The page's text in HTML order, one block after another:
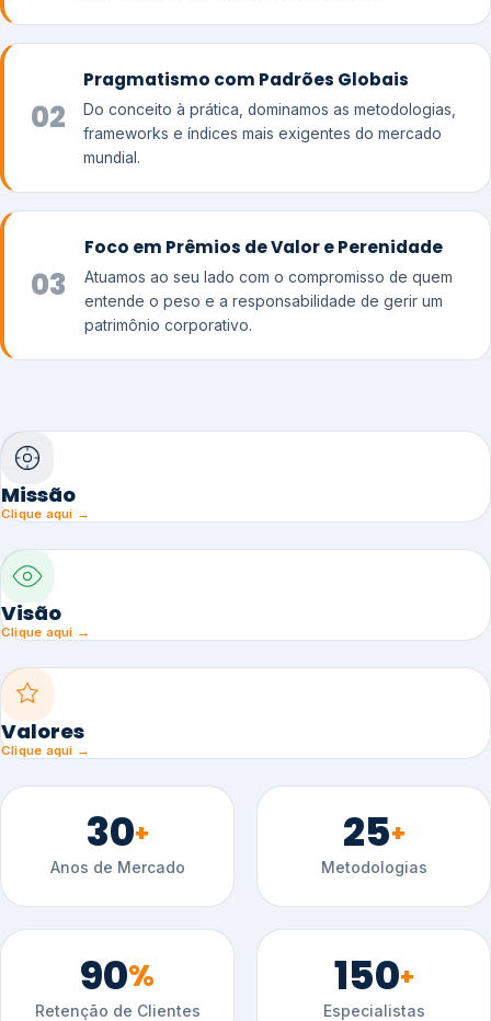
02
Pragmatismo com Padrões Globais
Do conceito à prática, dominamos as metodologias,
frameworks e índices mais exigentes do mercado
mundial.
03
Foco em Prêmios de Valor e Perenidade
Atuamos ao seu lado com o compromisso de quem
entende o peso e a responsabilidade de gerir um
patrimônio corporativo.
Missão
Clique aqui →
Visão
Clique aqui →
Valores
Clique aqui →
30+
Anos de Mercado
25+
Metodologias
90%
Retenção de Clientes
150+
Especialistas